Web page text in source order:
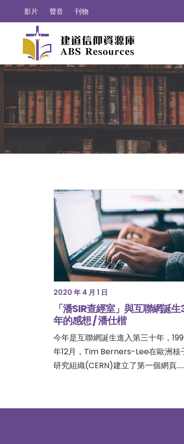
影片 聲音 刊物
2020 年 4 月 1 日
「潘SIR查經室」與互聯網誕
年的感想 / 潘仕楷
今年是互聯網誕生進入第三十年，
年12月，Tim Berners-Lee在歐洲核
研究組織(CERN)建立了第一個網頁